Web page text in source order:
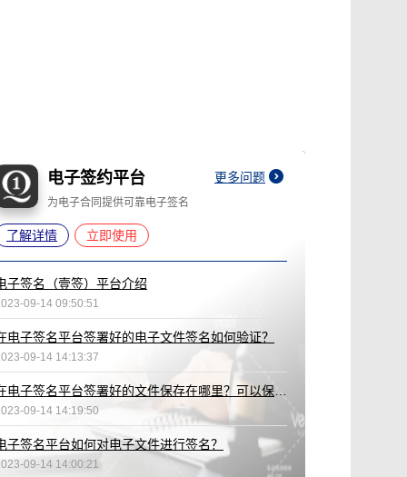
电子签约平台 更多问题
为电子合同提供可靠电子签名
了解详情 立即使用
子签名（壹签）平台介绍
09-14 09:50:51
电子签名平台签署好的电子文件签名如何验证？
09-14 14:13:37
09-14 14:19:50
子签名平台如何对电子文件进行签名？
09-14 14:00:21